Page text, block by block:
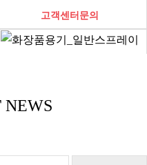
고객센터문의
고객센터문의
NEWS